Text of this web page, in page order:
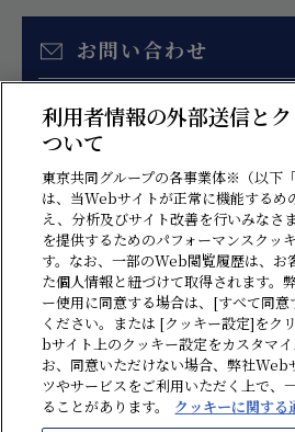
お問い合わせ
お見積り、各種ご相談はこちら
お問い合わせください。
情報セキュリティ方針 プライバシーポリシー
クッキーに関する通知 反社会勢力に対する基
利用者情報の外部送信と
ついて
東京共同グループの各事業体※（以下
は、当Webサイトが正常に機能するめ
え、分析及びサイト改善を行いみなさ
を提供するためのパフォーマンスクッ
す。なお、一部のWeb閲覧履歴は、お
た個人情報と紐づけて取得されます。
ー使用に同意する場合は、[すべて同意
ください。または [クッキー設定]をク
bサイト上のクッキー設定をカスタマ
お、同意いただけない場合、弊社Web
ツやサービスをご利用いただく上で、
ることがあります。
クッキーに関する